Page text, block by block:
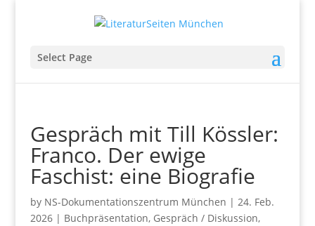
Select Page
Gespräch mit Till Kössler:
Franco. Der ewige
Faschist: eine Biografie
by NS-Dokumentationszentrum München | 24. Feb.
2026| Buchpräsentation, Gespräch / Diskussion,